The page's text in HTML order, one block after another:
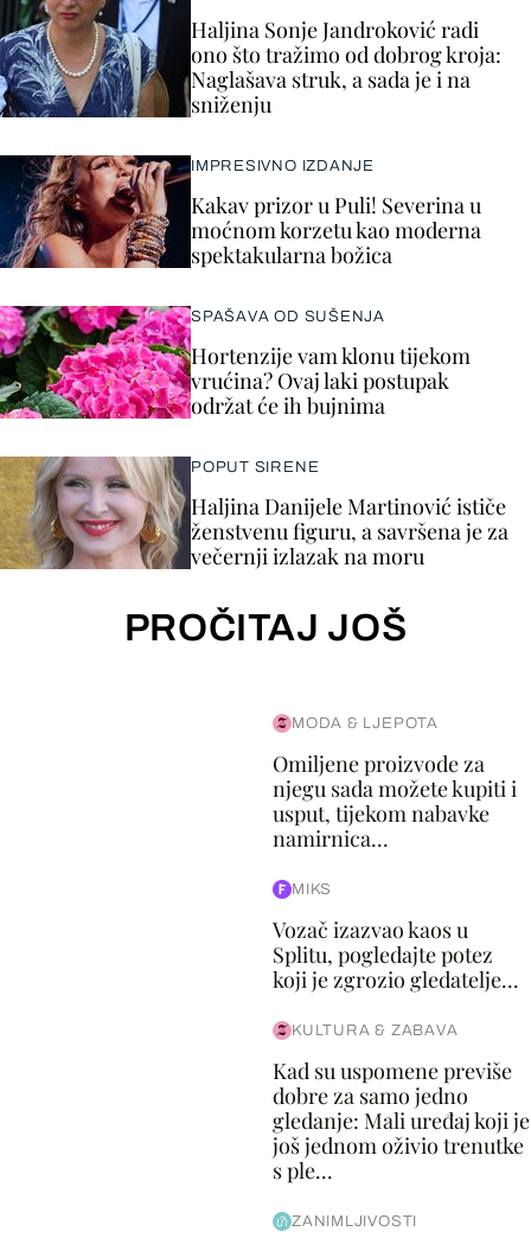
Haljina Sonje Jandroković radi
ono što tražimo od dobrog kroja:
Naglašava struk, a sada je i na
sniženju
IMPRESIVNO IZDANJE
Kakav prizor u Puli! Severina u
moćnom korzetu kao moderna
spektakularna božica
SPAŠAVA OD SUŠENJA
Hortenzije vam klonu tijekom
vrućina? Ovaj laki postupak
održat će ih bujnima
POPUT SIRENE
Haljina Danijele Martinović ističe
ženstvenu figuru, a savršena je za
večernji izlazak na moru
PROČITAJ JOŠ
MODA & LJEPOTA
Omiljene proizvode za
njegu sada možete kupiti i
usput, tijekom nabavke
namirnica...
MIKS
Vozač izazvao kaos u
Splitu, pogledajte potez
koji je zgrozio gledatelje...
KULTURA & ZABAVA
Kad su uspomene previše
dobre za samo jedno
gledanje: Mali uređaj koji je
još jednom oživio trenutke
s ple...
ZANIMLJIVOSTI